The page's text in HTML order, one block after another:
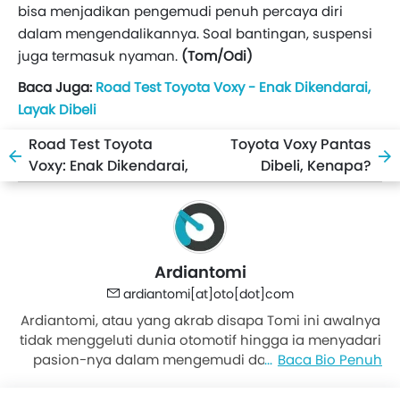
bisa menjadikan pengemudi penuh percaya diri
dalam mengendalikannya. Soal bantingan, suspensi
juga termasuk nyaman. (Tom/Odi)
Baca Juga: Road Test Toyota Voxy - Enak Dikendarai,
Layak Dibeli
Road Test Toyota
Voxy: Enak Dikendarai,
Layak Dibeli
Toyota Voxy Pantas
Dibeli, Kenapa?
Ardiantomi
ardiantomi[at]oto[dot]com
Ardiantomi, atau yang akrab disapa Tomi ini awalnya
tidak menggeluti dunia otomotif hingga ia menyadari
pasion-nya dalam mengemudi dan memutuskan
Baca Bio Penuh